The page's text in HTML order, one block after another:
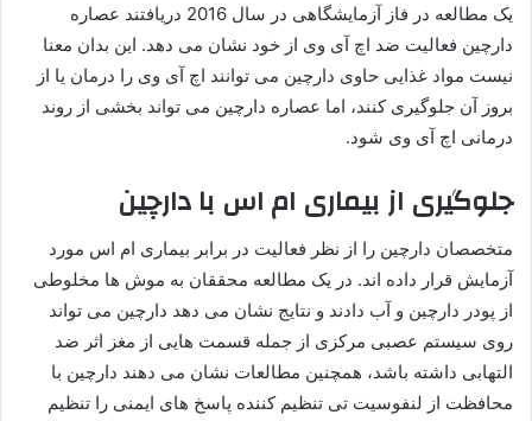
یک مطالعه در فاز آزمایشگاهی در سال 2016 دریافتند عصاره
دارچین فعالیت ضد اچ آی وی از خود نشان می دهد. این بدان معنا
نیست مواد غذایی حاوی دارچین می توانند اچ آی وی را درمان یا از
بروز آن جلوگیری کنند، اما عصاره دارچین می تواند بخشی از روند
درمانی اچ آی وی شود.
جلوگیری از بیماری ام اس با دارچین
متخصصان دارچین را از نظر فعالیت در برابر بیماری ام اس مورد
آزمایش قرار داده اند. در یک مطالعه محققان به موش ها مخلوطی
از پودر دارچین و آب دادند و نتایج نشان می دهد دارچین می تواند
روی سیستم عصبی مرکزی از جمله قسمت هایی از مغز اثر ضد
التهابی داشته باشد، همچنین مطالعات نشان می دهند دارچین با
محافظت از لنفوسیت تی تنظیم ‌کننده پاسخ های ایمنی را تنظیم